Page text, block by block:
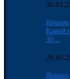
Январь
Какой
30...
Январь